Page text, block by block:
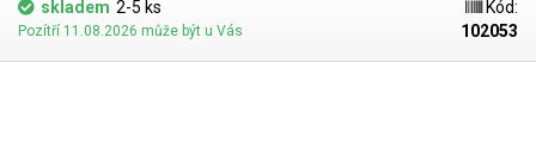
skladem 2-5 ks
Pozítří 11.08.2026 může být u Vás
Kód:
102053